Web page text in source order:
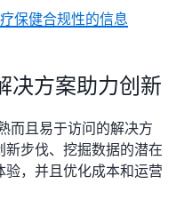
保健合规性的信息
决方案助力创新
而且易于访问的解决方
步伐、挖掘数据的潜在
，并且优化成本和运营